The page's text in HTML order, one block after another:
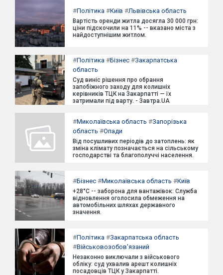
#Політика #Київ #Львівська область
Вартість оренди житла досягла 30 000 грн:
ціни підскочили на 11% -- вказано міста з
найдоступнішим житлом.
#Політика #Бізнес #Закарпатська
область
Суд виніс рішення про обрання
запобіжного заходу для колишніх
керівників ТЦК на Закарпатті — їх
затримали під варту. - Завтра.UA
#Миколаївська область #Запорізька
область #Опади
Від посушливих періодів до затоплень: як
зміна клімату позначається на сільському
господарстві та благополуччі населення.
#Бізнес #Миколаївська область #Київ
+28°C -- заборона для вантажівок: Служба
відновлення оголосила обмеження на
автомобільних шляхах державного
значення.
#Політика #Закарпатська область
#Військовозобов'язаний
Незаконно виключали з військового
обліку: суд ухвалив арешт колишніх
посадовців ТЦК у Закарпатті.